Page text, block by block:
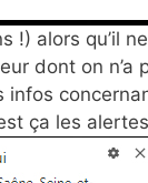
!) alors qu’il
dont on n’a
ça les